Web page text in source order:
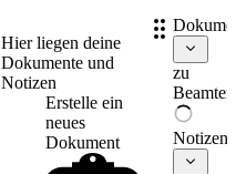
Hier liegen deine
Dokumente und
Notizen
Erstelle ein
neues
Dokument
zu
Notizen